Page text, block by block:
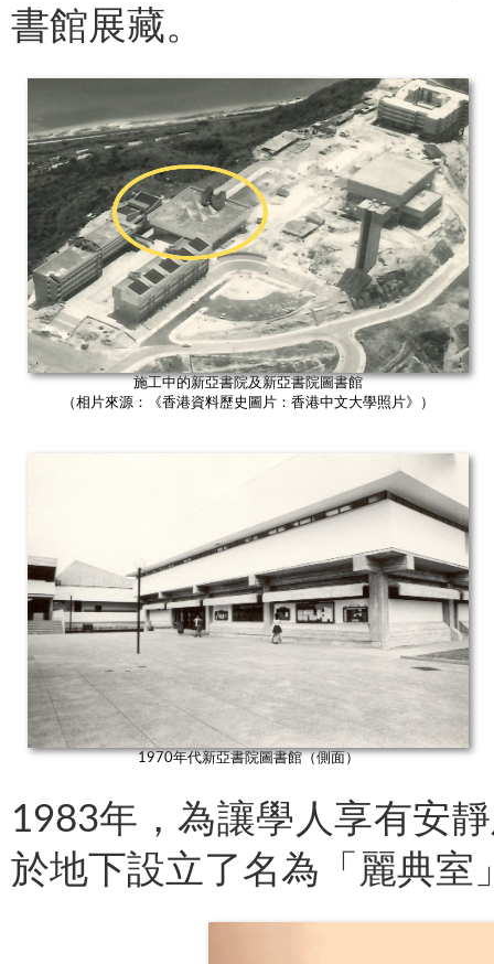
書館展藏。
施工中的新亞書院及新亞書院圖書館
（相片來源：《香港資料歷史圖片：香港中文大學照片》）
1970年代新亞書院圖書館（側面）
1983年，為讓學人享有安
於地下設立了名為「麗典室